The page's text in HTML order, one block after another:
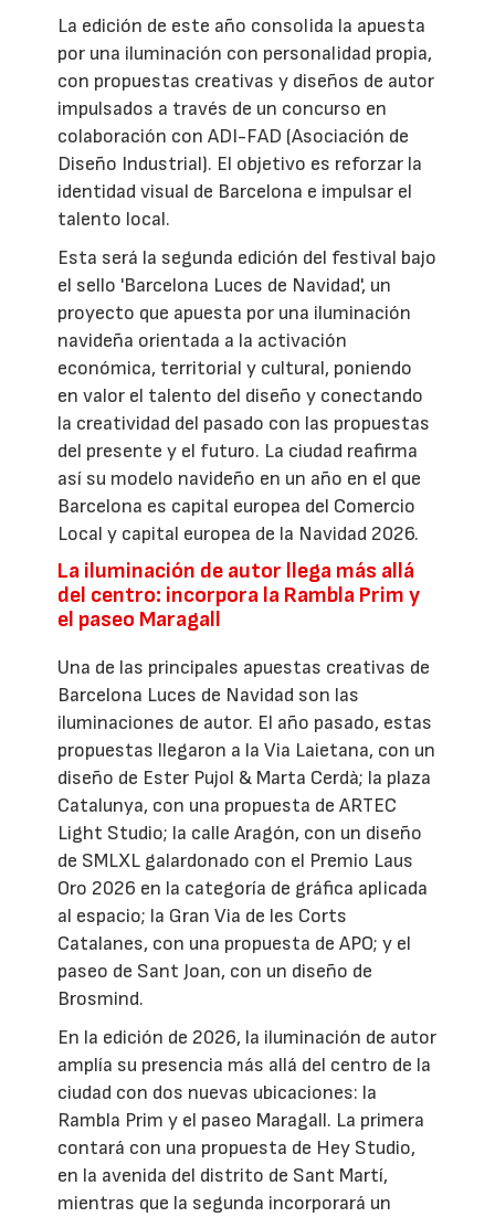
La edición de este año consolida la apuesta
por una iluminación con personalidad propia,
con propuestas creativas y diseños de autor
impulsados a través de un concurso en
colaboración con ADI-FAD (Asociación de
Diseño Industrial). El objetivo es reforzar la
identidad visual de Barcelona e impulsar el
talento local.
Esta será la segunda edición del festival bajo
el sello 'Barcelona Luces de Navidad', un
proyecto que apuesta por una iluminación
navideña orientada a la activación
económica, territorial y cultural, poniendo
en valor el talento del diseño y conectando
la creatividad del pasado con las propuestas
del presente y el futuro. La ciudad reafirma
así su modelo navideño en un año en el que
Barcelona es capital europea del Comercio
Local y capital europea de la Navidad 2026.
La iluminación de autor llega más allá
del centro: incorpora la Rambla Prim y
el paseo Maragall
Una de las principales apuestas creativas de
Barcelona Luces de Navidad son las
iluminaciones de autor. El año pasado, estas
propuestas llegaron a la Via Laietana, con un
diseño de Ester Pujol & Marta Cerdà; la plaza
Catalunya, con una propuesta de ARTEC
Light Studio; la calle Aragón, con un diseño
de SMLXL galardonado con el Premio Laus
Oro 2026 en la categoría de gráfica aplicada
al espacio; la Gran Via de les Corts
Catalanes, con una propuesta de APO; y el
paseo de Sant Joan, con un diseño de
Brosmind.
En la edición de 2026, la iluminación de autor
amplía su presencia más allá del centro de la
ciudad con dos nuevas ubicaciones: la
Rambla Prim y el paseo Maragall. La primera
contará con una propuesta de Hey Studio,
en la avenida del distrito de Sant Martí,
mientras que la segunda incorporará un